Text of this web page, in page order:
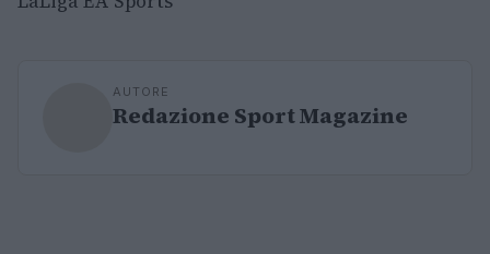
AUTORE
Redazione Sport Magazine